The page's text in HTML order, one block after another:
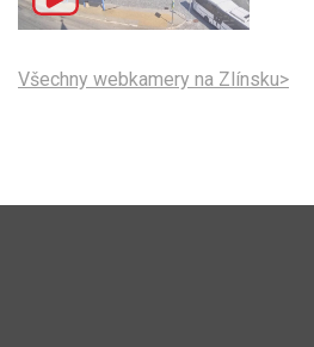
Všechny webkamery na Zlínsku>